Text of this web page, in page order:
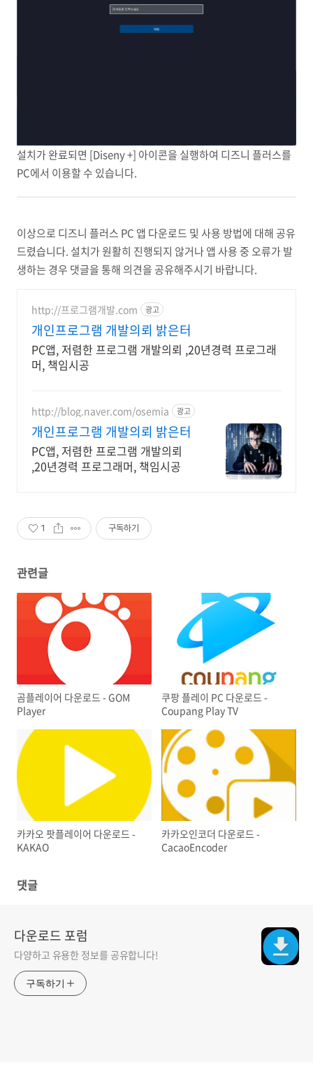
설치가 완료되면 [Diseny +] 아이콘을 실행하여 디즈니 플러스를
PC에서 이용할 수 있습니다.
이상으로 디즈니 플러스 PC 앱 다운로드 및 사용 방법에 대해 공유
드렸습니다. 설치가 원활히 진행되지 않거나 앱 사용 중 오류가 발
생하는 경우 댓글을 통해 의견을 공유해주시기 바랍니다.
http://프로그램개발.com 광고
개인프로그램 개발의뢰 밝은터
PC앱, 저렴한 프로그램 개발의뢰 ,20년경력 프로그래
머, 책임시공
http://blog.naver.com/osemia 광고
개인프로그램 개발의뢰 밝은터
PC앱, 저렴한 프로그램 개발의뢰
,20년경력 프로그래머, 책임시공
1 구독하기
관련글
곰플레이어 다운로드 - GOM
Player
쿠팡 플레이 PC 다운로드 -
Coupang Play TV
카카오 팟플레이어 다운로드 -
KAKAO
카카오인코더 다운로드 -
CacaoEncoder
댓글
다운로드 포럼
다양하고 유용한 정보를 공유합니다!
구독하기